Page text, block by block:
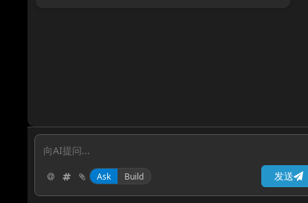
Ask Build 发送